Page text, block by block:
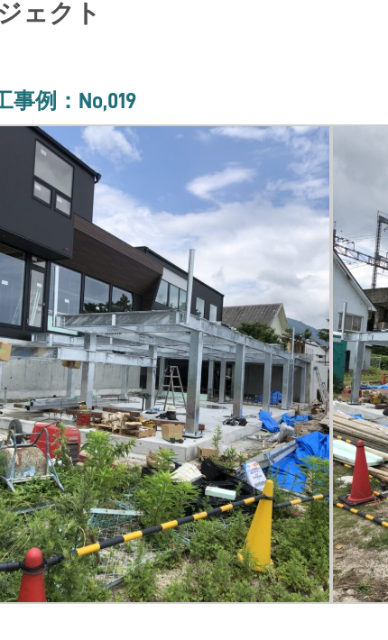
ェクト
事例：No,019